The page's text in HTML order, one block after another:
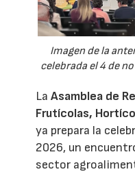
Imagen de la
celebrada el 4 de
LaAsamblea de
Frutícolas,
ya prepara la
2026, un
sector